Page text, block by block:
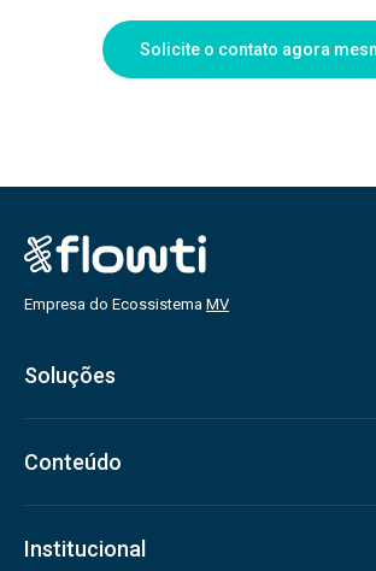
Solicite o contato agora
Empresa do Ecossistema MV
Soluções
Conteúdo
Institucional